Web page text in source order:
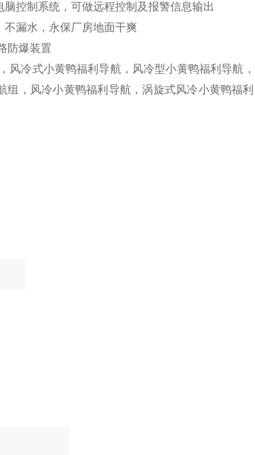
控制系统，可做远程控制及报警信息输出
不漏水，永保厂房地面干爽
防爆装置
风冷式小黄鸭福利导航，风冷型小黄鸭福利导航
组，风冷小黄鸭福利导航，涡旋式风冷小黄鸭福